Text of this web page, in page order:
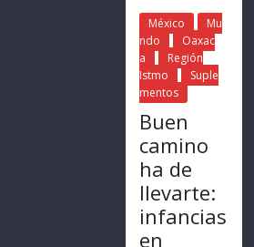
México
Mu
ndo
Oaxac
a
Región
Istmo
Suple
mentos
Buen
camino
ha de
llevarte:
infancias
en